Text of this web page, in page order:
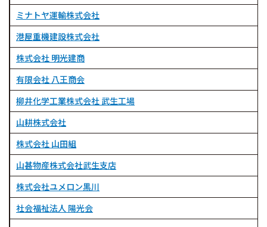
ミナトヤ運輸株式会社
港屋重機建設株式会社
株式会社 明光建商
有限会社 八王商会
柳井化学工業株式会社 武生工場
山耕株式会社
株式会社 山田組
山甚物産株式会社武生支店
株式会社ユメロン黒川
社会福祉法人 陽光会